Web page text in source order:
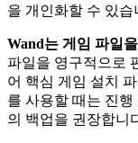
을 개인화할 수 있습
Wand는 게임 파일
파일을 영구적으로
어 핵심 게임 설치
를 사용할 때는 진
의 백업을 권장합니